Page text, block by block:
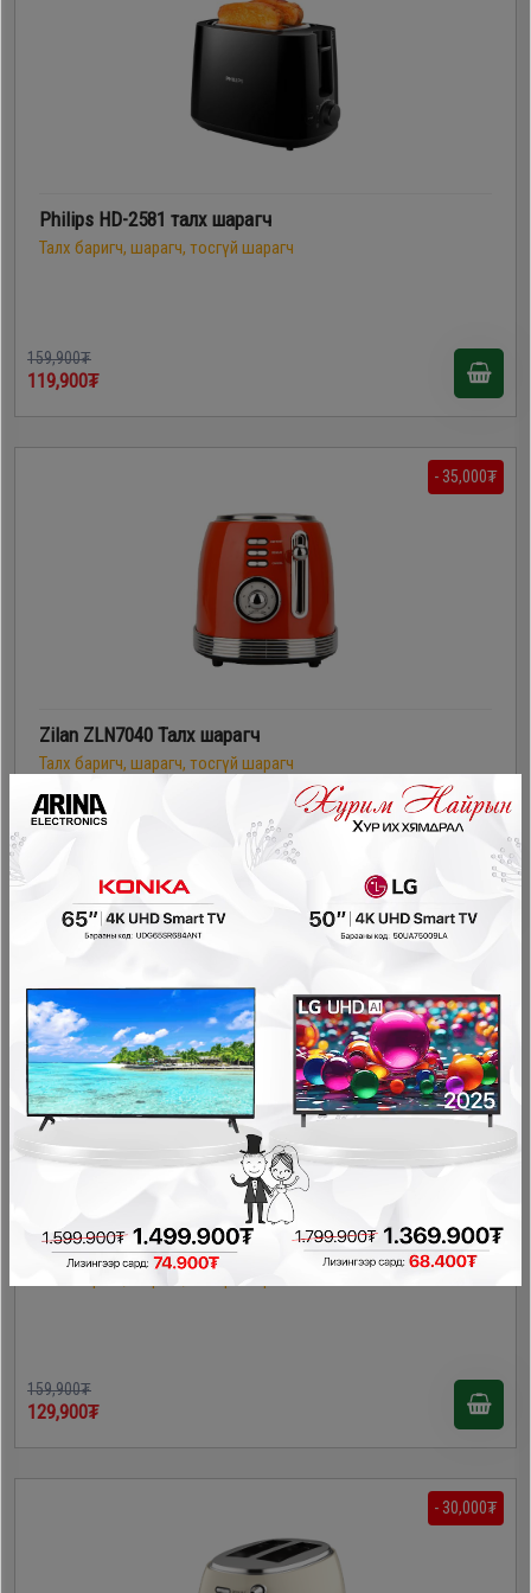
Philips HD-2581 талх шарагч
Талх баригч, шарагч, тосгүй шарагч
159,900₮
119,900₮
- 35,000₮
Zilan ZLN7040 Талх шарагч
Талх баригч, шарагч, тосгүй шарагч
124,900₮
- 30,000₮
Zilan 8009 тосгүй шарагч
159,900₮
129,900₮
- 30,000₮